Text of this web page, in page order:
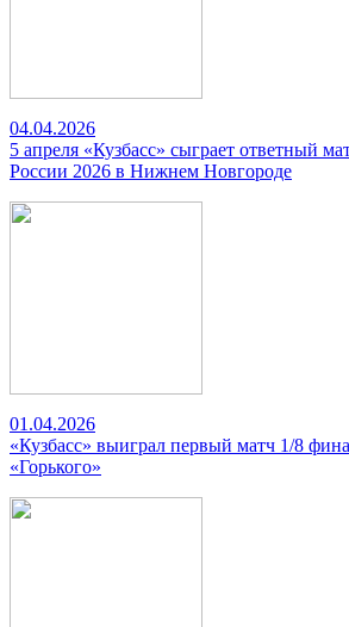
04.04.2026
5 апреля «Кузбасс» сыграет ответный
России 2026 в Нижнем Новгороде
01.04.2026
«Кузбасс» выиграл первый матч 1/8
«Горького»